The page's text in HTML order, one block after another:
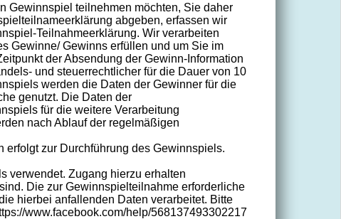
Gewinnspiel teilnehmen möchten, Sie daher
abgeben, erfassen wir
Teilnahmeerklärung. Wir verarbeiten
Gewinne/ Gewinns erfüllen und um Sie im
der Absendung der Gewinn-Information
und steuerrechtlicher für die Dauer von 10
werden die Daten der Gewinner für die
genutzt. Die Daten der
für die weitere Verarbeitung
nach Ablauf der regelmäßigen
erfolgt zur Durchführung des Gewinnspiels.
verwendet. Zugang hierzu erhalten
Die zur Gewinnspielteilnahme erforderliche
hierbei anfallenden Daten verarbeitet. Bitte
www.facebook.com/help/568137493302217